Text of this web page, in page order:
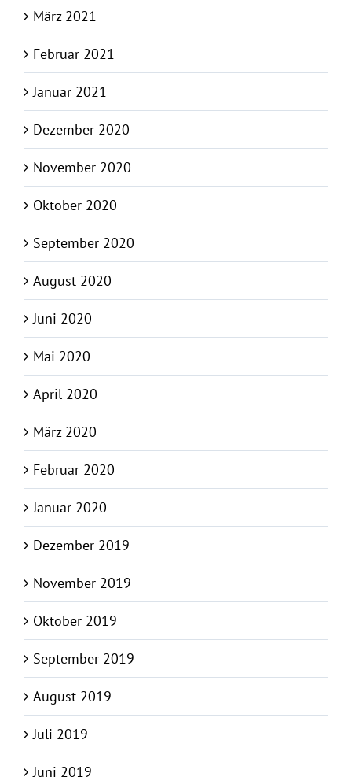
März 2021
Februar 2021
Januar 2021
Dezember 2020
November 2020
Oktober 2020
September 2020
August 2020
Juni 2020
Mai 2020
April 2020
März 2020
Februar 2020
Januar 2020
Dezember 2019
November 2019
Oktober 2019
September 2019
August 2019
Juli 2019
Juni 2019